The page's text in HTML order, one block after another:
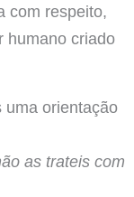
com respeito,
humano criado
uma orientação
as trateis com